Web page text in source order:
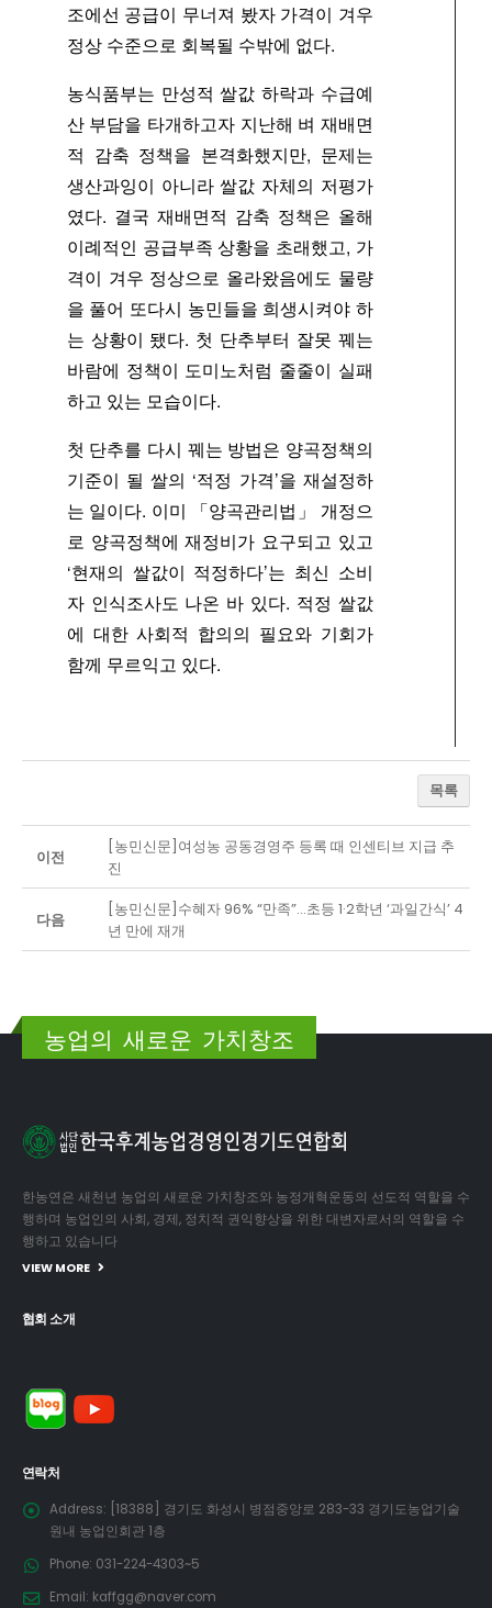
조에선 공급이 무너져 봤자 가격이 겨우
정상 수준으로 회복될 수밖에 없다.
농식품부는 만성적 쌀값 하락과 수급예
산 부담을 타개하고자 지난해 벼 재배면
적 감축 정책을 본격화했지만, 문제는
생산과잉이 아니라 쌀값 자체의 저평가
였다. 결국 재배면적 감축 정책은 올해
이례적인 공급부족 상황을 초래했고, 가
격이 겨우 정상으로 올라왔음에도 물량
을 풀어 또다시 농민들을 희생시켜야 하
는 상황이 됐다. 첫 단추부터 잘못 꿰는
바람에 정책이 도미노처럼 줄줄이 실패
하고 있는 모습이다.
첫 단추를 다시 꿰는 방법은 양곡정책의
기준이 될 쌀의 ‘적정 가격’을 재설정하
는 일이다. 이미 「양곡관리법」 개정으
로 양곡정책에 재정비가 요구되고 있고
‘현재의 쌀값이 적정하다’는 최신 소비
자 인식조사도 나온 바 있다. 적정 쌀값
에 대한 사회적 합의의 필요와 기회가
함께 무르익고 있다.
목록
이전
[농민신문]여성농 공동경영주 등록 때 인센티브 지급 추
진
다음
[농민신문]수혜자 96% “만족”…초등 1·2학년 ‘과일간식’ 4
년 만에 재개
농업의 새로운 가치창조
한농연은 새천년 농업의 새로운 가치창조와 농정개혁운동의 선도적 역할을 수
행하며 농업인의 사회, 경제, 정치적 권익향상을 위한 대변자로서의 역할을 수
행하고 있습니다
VIEW MORE
협회 소개
연락처
Address:
[18388] 경기도 화성시 병점중앙로 283-33 경기도농업기술
원내 농업인회관 1층
Phone: 031-224-4303~5
Email: kaffgg@naver.com